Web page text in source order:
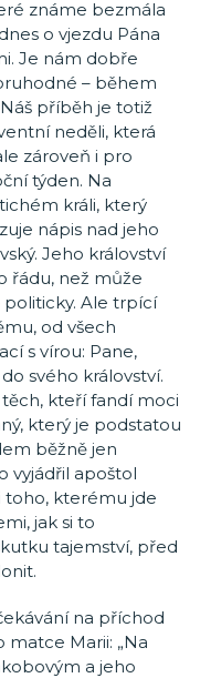
známe bezmála
o vjezdu Pána
Je nám dobře
– během
příběh je totiž
neděli, která
zároveň i pro
týden. Na
králi, který
nápis nad jeho
Jeho království
řádu, než může
politicky. Ale trpící
od všech
s vírou: Pane,
svého království.
kteří fandí moci
který je podstatou
běžně jen
vyjádřil apoštol
toho, kterému jde
jak si to
tajemství, před
na příchod
Marii: „Na
a jeho